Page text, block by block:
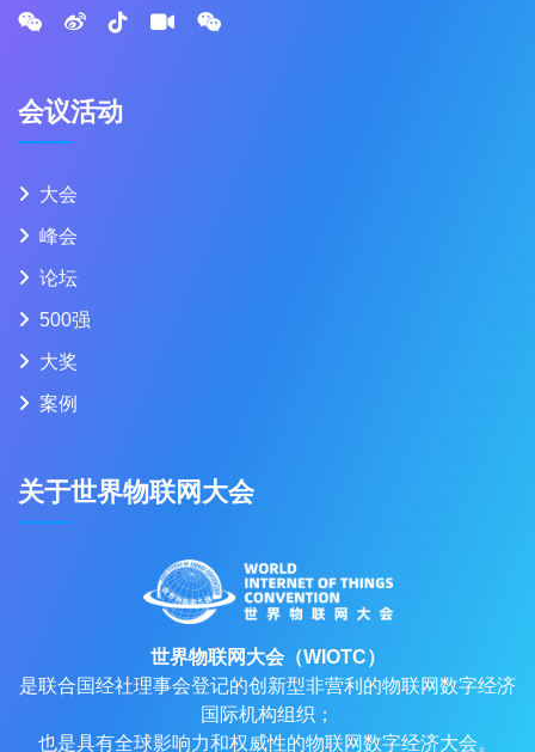
会议活动
大会
峰会
论坛
500强
大奖
案例
关于世界物联网大会
世界物联网大会（WIOTC）
是联合国经社理事会登记的创新型非营利的物联网数字经济
国际机构组织；
也是具有全球影响力和权威性的物联网数字经济大会。